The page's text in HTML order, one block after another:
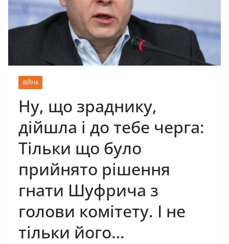
ВІЙНА
Ну, що зраднику,
дійшла і до тебе черга:
Тільки що було
прийнято рішення
гнати Шуфрича з
голови комітету. І не
тільки його…